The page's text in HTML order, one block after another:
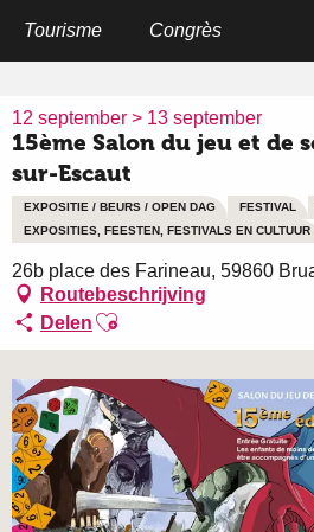
Tourisme Congrès
12 september > 13 september
15ème Salon du jeu et de
sur-Escaut
EXPOSITIE / BEURS / OPEN DAG FESTIVAL
EXPOSITIES, FEESTEN, FESTIVALS EN CULTUUR
26b place des Farineau, 59860
Routebeschrijving
Delen Ajouter aux favoris